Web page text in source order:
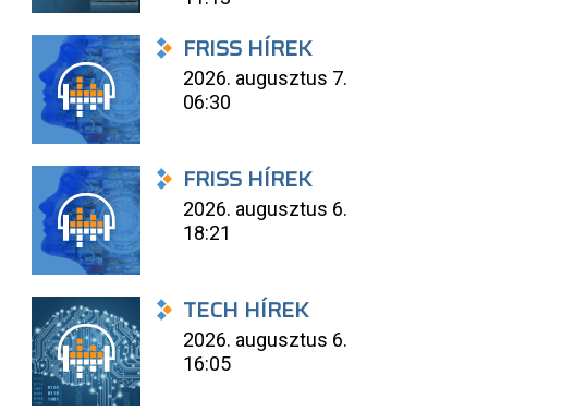
FRISS HÍREK
2026. augusztus 7.
06:30
FRISS HÍREK
2026. augusztus 6.
18:21
TECH HÍREK
2026. augusztus 6.
16:05